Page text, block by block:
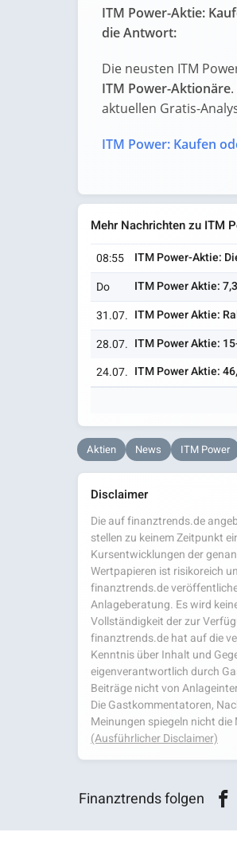
ITM Power-Aktie:
die Antwort:
Die neusten ITM
ITM Power-Aktionäre
aktuellen Gratis-
ITM Power: Kaufen
Mehr Nachrichten zu ITM
08:55 ITM Power-Aktie:
Do
ITM Power Aktie:
31.07. ITM Power Aktie:
28.07. ITM Power Aktie:
24.07. ITM Power Aktie:
Aktien News ITM Power
Disclaimer
Die auf finanztrends.de
stellen zu keinem Zeitpunkt
Kursentwicklungen der
Wertpapieren ist risikoreich
finanztrends.de
Anlageberatung. Es wird
Vollständigkeit der zur
finanztrends.de hat auf die
Kenntnis über Inhalt und
eigenverantwortlich durch
Beiträge nicht von
Die Gastkommentatoren,
Meinungen spiegeln nicht
(Ausführlicher Disclaimer)
Finanztrends folgen